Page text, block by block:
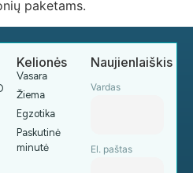
paketams.
Kelionės
Vasara
Žiema
Egzotika
Paskutinė
minutė
Naujienlaiškis
Vardas
El. paštas